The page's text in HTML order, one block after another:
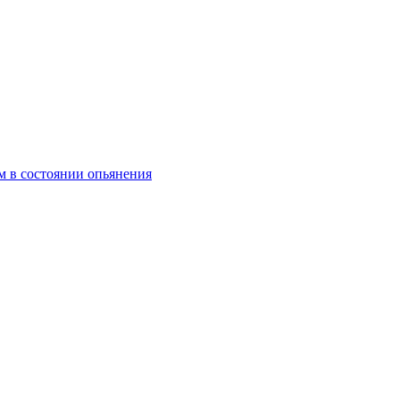
в состоянии опьянения